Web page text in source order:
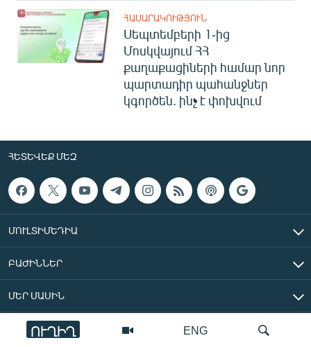
ENG
ՈՒՂԻՂ
ՀԱՍԱՐԱԿՈՒԹՅՈՒՆ
Սեպտեմբերի 1-ից
Մոսկվայում ՀՀ
քաղաքացիների համար նոր
պարտադիր պահանջներ
կգործեն. ինչ է փոխվում
ՀԵՏԵՎԵՔ ՄԵԶ
ՄՈՒԼՏԻՄԵԴԻԱ
ԲԱԺԻՆՆԵՐ
ՄԵՐ ՄԱՍԻՆ
«Ազատ Եվրոպա/Ազատություն» ռադիոկայան © 2026